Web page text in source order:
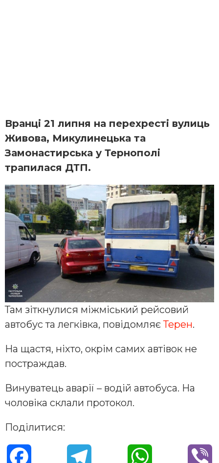
Вранці 21 липня на перехресті вулиць
Живова, Микулинецька та
Замонастирська у Тернополі
трапилася ДТП.
Там зіткнулися міжміський рейсовий
автобус та легківка, повідомляєТерен.
На щастя, ніхто, окрім самих автівок не
постраждав.
Винуватець аварії – водій автобуса. На
чоловіка склали протокол.
Поділитися: